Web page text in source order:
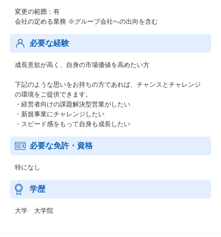
変更の範囲：有
会社の定める業務 ※グループ会社への出向を含む
必要な経験
成長意欲が高く、自身の市場価値を高めたい方
下記のような思いをお持ちの方であれば、チャンスとチャレンジ
の環境をご提供できます。
・経営者向けの課題解決型営業がしたい
・新規事業にチャレンジしたい
・スピード感をもって自身も成長したい
必要な免許・資格
特になし
学歴
大学 大学院